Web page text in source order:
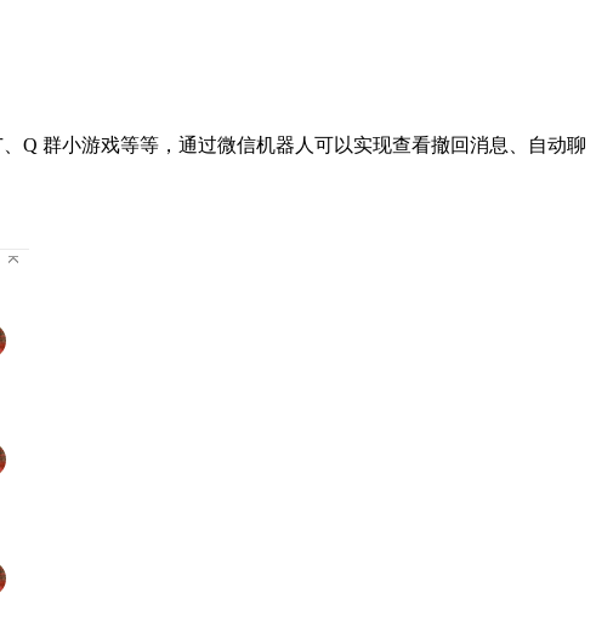
Q 群小游戏等等，通过微信机器人可以实现查看撤回消息、自动聊